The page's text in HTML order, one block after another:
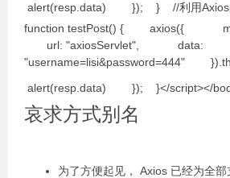
alert(resp.data) }); } //利用Axios
function testPost() { axios({
url: "axiosServlet", data:
"username=lisi&password=444"
alert(resp.data) }); }</script></
哀求方式别名
为了方便起见， Axios 已经为全